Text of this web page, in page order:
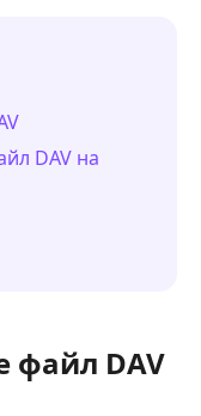
DAV на
файл DAV